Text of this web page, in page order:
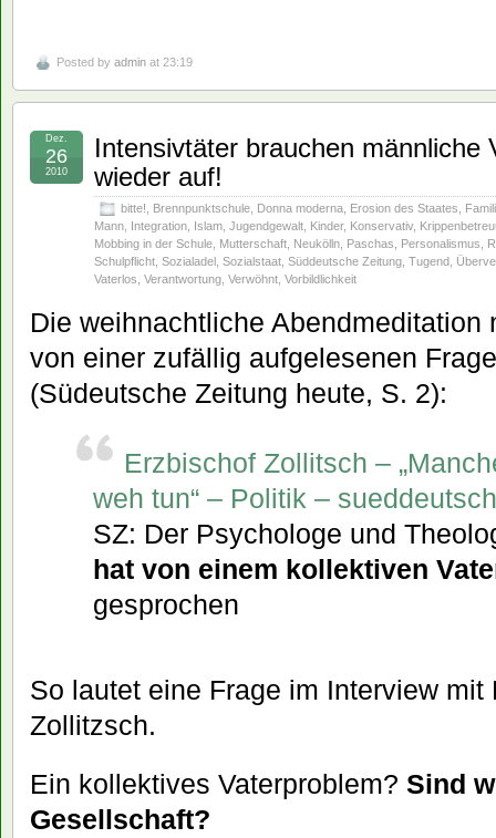
Posted by admin at 23:19
Intensivtäter brauchen männliche
wieder auf!
bitte! Brennpunktschule Donna moderna Erosion des Staates
Mann Integration Islam Jugendgewalt Kinder, Konservativ,
Mobbing in der Schule Mutterschaft Neukölln Paschas Personalismus
Schulpflicht Sozialadel Sozialstaat Süddeutsche Zeitung Tugend
Vaterlos Verantwortung Verwöhnt Vorbildlichkeit
Dez.
26
2010
Die weihnachtliche Abendmeditation
von einer zufällig aufgelesenen
(Südeutsche Zeitung heute, S. 2):
Erzbischof Zollitsch –
weh tun“ – Politik –
SZ: Der Psychologe und
hat von einem kollektiven
gesprochen
So lautet eine Frage im Interview mit
Zollitzsch.
Ein kollektives Vaterproblem? Sind
Gesellschaft?